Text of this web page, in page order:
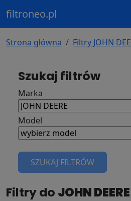
filtroneo.pl
Strona główna Filtry JOHN
Szukaj filtrów
Marka
Model
SZUKAJ FILTRÓW
Filtry do JOHN